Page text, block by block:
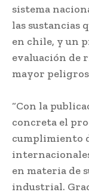
sistema
las sustancias
en chile, y un
evaluación de
mayor
“Con la
concreta el
cumplimiento
en materia de
industrial.